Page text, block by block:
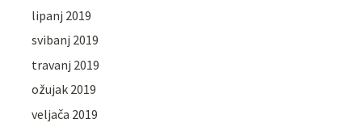
lipanj 2019
svibanj 2019
travanj 2019
ožujak 2019
veljača 2019